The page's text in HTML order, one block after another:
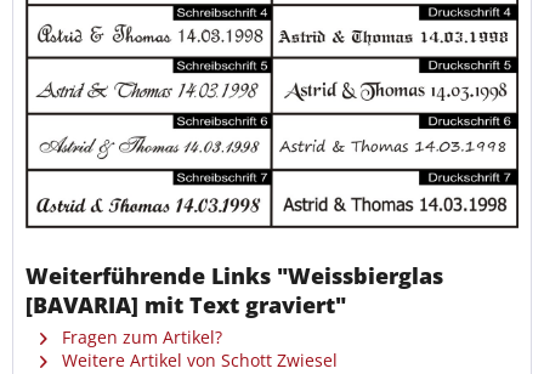
Weiterführende Links "Weissbierglas
[BAVARIA] mit Text graviert"
Fragen zum Artikel?
Weitere Artikel von Schott Zwiesel